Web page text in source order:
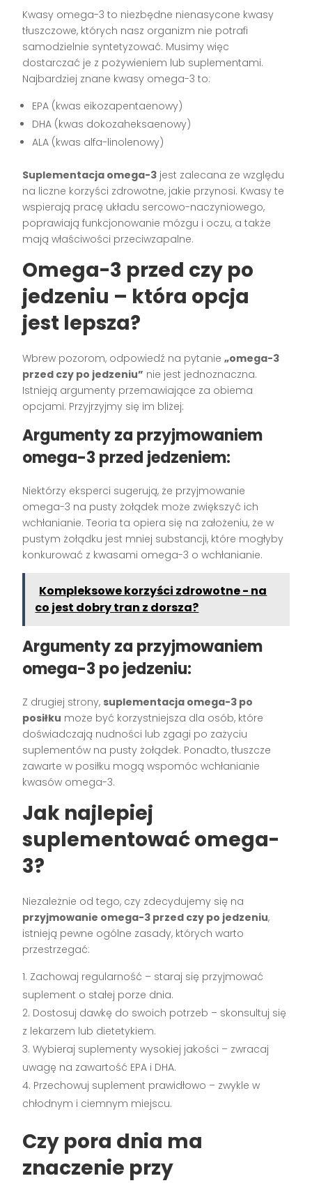
Kwasy omega-3 to niezbędne nienasycone kwasy
tłuszczowe, których nasz organizm nie potrafi
samodzielnie syntetyzować. Musimy więc
dostarczać je z pożywieniem lub suplementami.
Najbardziej znane kwasy omega-3 to:
EPA (kwas eikozapentaenowy)
DHA (kwas dokozaheksaenowy)
ALA (kwas alfa-linolenowy)
Suplementacja omega-3 jest zalecana ze względu
na liczne korzyści zdrowotne, jakie przynosi. Kwasy te
wspierają pracę układu sercowo-naczyniowego,
poprawiają funkcjonowanie mózgu i oczu, a także
mają właściwości przeciwzapalne.
Omega-3 przed czy po
jedzeniu – która opcja
jest lepsza?
Wbrew pozorom, odpowiedź na pytanie„omega-3
przed czy po jedzeniu” nie jest jednoznaczna.
Istnieją argumenty przemawiające za obiema
opcjami. Przyjrzyjmy się im bliżej:
Argumenty za przyjmowaniem
omega-3 przed jedzeniem:
Niektórzy eksperci sugerują, że przyjmowanie
omega-3 na pusty żołądek może zwiększyć ich
wchłanianie. Teoria ta opiera się na założeniu, że w
pustym żołądku jest mniej substancji, które mogłyby
konkurować z kwasami omega-3 o wchłanianie.
Kompleksowe korzyści zdrowotne - na
co jest dobry tran z dorsza?
Argumenty za przyjmowaniem
omega-3 po jedzeniu:
Z drugiej strony, suplementacja omega-3 po
posiłku może być korzystniejsza dla osób, które
doświadczają nudności lub zgagi po zażyciu
suplementów na pusty żołądek. Ponadto, tłuszcze
zawarte w posiłku mogą wspomóc wchłanianie
kwasów omega-3.
Jak najlepiej
suplementować omega-
3?
Niezależnie od tego, czy zdecydujemy się na
przyjmowanie omega-3 przed czy po jedzeniu,
istnieją pewne ogólne zasady, których warto
przestrzegać:
Zachowaj regularność – staraj się przyjmować
suplement o stałej porze dnia.
Dostosuj dawkę do swoich potrzeb – skonsultuj się
z lekarzem lub dietetykiem.
Wybieraj suplementy wysokiej jakości – zwracaj
uwagę na zawartość EPA i DHA.
Przechowuj suplement prawidłowo – zwykle w
chłodnym i ciemnym miejscu.
Czy pora dnia ma
znaczenie przy